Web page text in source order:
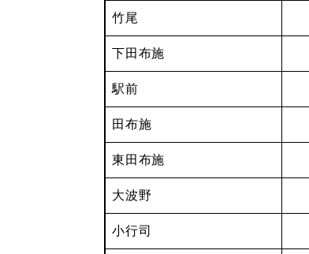
竹尾
下田布施
駅前
田布施
東田布施
大波野
小行司